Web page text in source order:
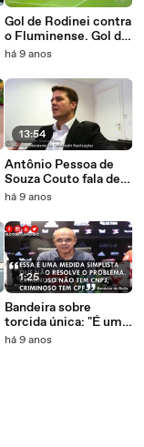
Gol de Rodinei contra
o Fluminense. Gol do
título carioca 2017
há 9 anos
13:54
Antônio Pessoa de
Souza Couto fala de
Plínio Serpa Pinto em
há 9 anos
1:25
Bandeira sobre
torcida única: "É uma
medida simplista que
há 9 anos